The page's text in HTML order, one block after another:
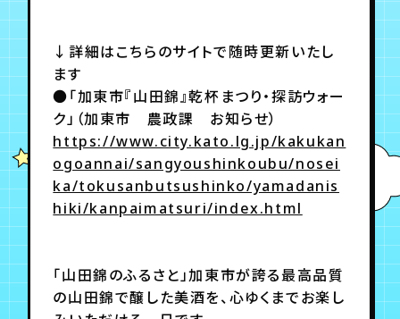
月会員制ファンクラブ
↓詳細はこちらのサイトで随時更新いたし
ます
●「加東市『山田錦』乾杯まつり・探訪ウォー
ク」（加東市 農政課 お知らせ）
https://www.city.kato.lg.jp/kakukan
ogoannai/sangyoushinkoubu/nosei
ka/tokusanbutsushinko/yamadanis
hiki/kanpaimatsuri/index.html
「山田錦のふるさと」加東市が誇る最高品質
の山田錦で醸した美酒を、心ゆくまでお楽し